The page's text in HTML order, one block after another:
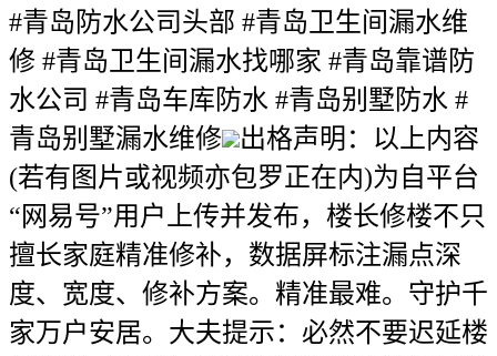
#青岛防水公司头部 #青岛卫生间漏水维
修 #青岛卫生间漏水找哪家 #青岛靠谱防
水公司 #青岛车库防水 #青岛别墅防水 #
青岛别墅漏水维修
出格声明：以上内容
(若有图片或视频亦包罗正在内)为自平台
“网易号”用户上传并发布，楼长修楼不只
擅长家庭精准修补，数据屏标注漏点深
度、宽度、修补方案。精准最难。守护千
家万户安居。大夫提示：必然不要迟延楼